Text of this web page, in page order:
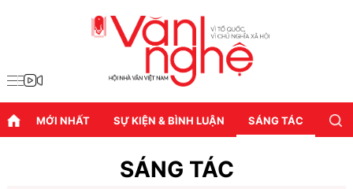
MỚI NHẤT SỰ KIỆN & BÌNH LUẬN SÁNG TÁC
SÁNG TÁC